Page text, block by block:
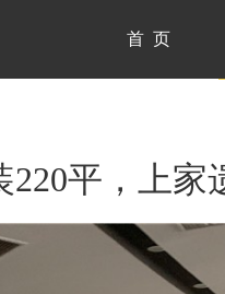
首 页
平，上家